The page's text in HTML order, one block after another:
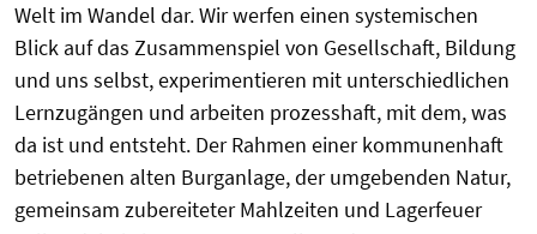
Welt im Wandel dar. Wir werfen einen systemischen
Blick auf das Zusammenspiel von Gesellschaft, Bildung
und uns selbst, experimentieren mit unterschiedlichen
Lernzugängen und arbeiten prozesshaft, mit dem, was
da ist und entsteht. Der Rahmen einer kommunenhaft
betriebenen alten Burganlage, der umgebenden Natur,
gemeinsam zubereiteter Mahlzeiten und Lagerfeuer